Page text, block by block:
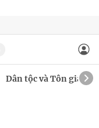
Dân tộc và Tôn giáo